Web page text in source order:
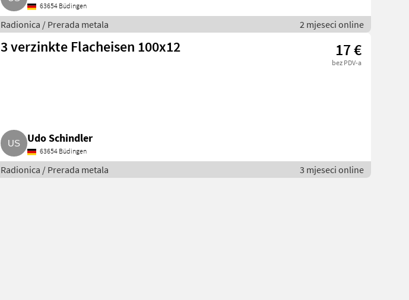
63654 Büdingen
Radionica / Prerada metala 2 mjeseci online
3 verzinkte Flacheisen 100x12 17 €
bez PDV-a
Udo Schindler
63654 Büdingen
Radionica / Prerada metala 3 mjeseci online